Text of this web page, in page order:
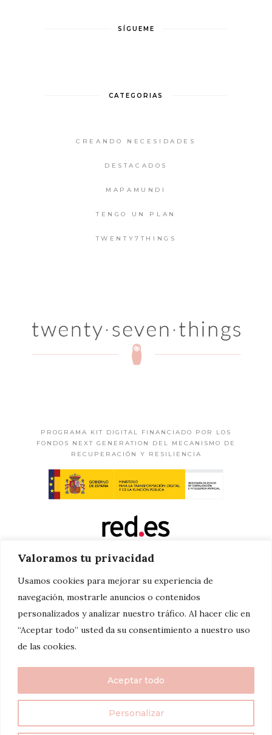
Valoramos tu privacidad
Usamos cookies para mejorar su experiencia de
navegación, mostrarle anuncios o contenidos
personalizados y analizar nuestro tráfico. Al hacer clic en
“Aceptar todo” usted da su consentimiento a nuestro uso
de las cookies.
Personalizar
Aceptar todo
SÍGUEME
CATEGORIAS
CREANDO NECESIDADES
DESTACADOS
MAPAMUNDI
TENGO UN PLAN
TWENTY7THINGS
PROGRAMA KIT DIGITAL FINANCIADO POR LOS
FONDOS NEXT GENERATION DEL MECANISMO DE
RECUPERACIÓN Y RESILIENCIA